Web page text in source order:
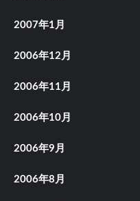
2007年1月
2006年12月
2006年11月
2006年10月
2006年9月
2006年8月